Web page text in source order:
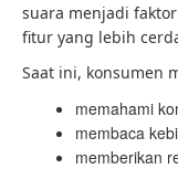
suara menjadi
fitur yang lebih
Saat ini, konsumen
memahami
membaca
memberikan